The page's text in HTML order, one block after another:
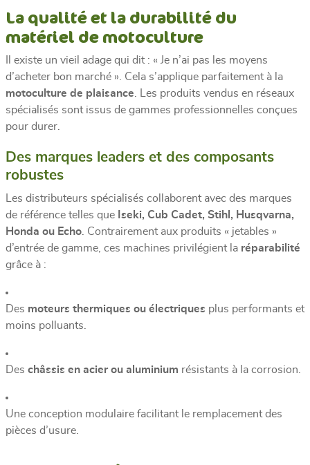
La qualité et la durabilité du
matériel de motoculture
Il existe un vieil adage qui dit : « Je n’ai pas les moyens
d’acheter bon marché ». Cela s’applique parfaitement à la
motoculture de plaisance . Les produits vendus en réseaux
spécialisés sont issus de gammes professionnelles conçues
pour durer.
Des marques leaders et des composants
robustes
Les distributeurs spécialisés collaborent avec des marques
de référence telles que Iseki, Cub Cadet, Stihl, Husqvarna,
Honda ou Echo . Contrairement aux produits « jetables »
d’entrée de gamme, ces machines privilégient la réparabilité
grâce à :
Des moteurs thermiques ou électriques plus performants et
moins polluants.
Des châssis en acier ou aluminium résistants à la corrosion.
Une conception modulaire facilitant le remplacement des
pièces d’usure.